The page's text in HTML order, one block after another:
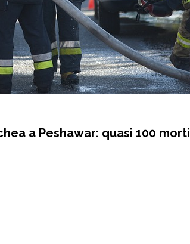
a Peshawar: quasi 100 morti